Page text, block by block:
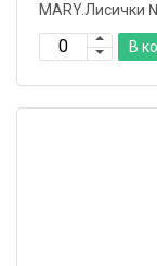
MARY.Лисички
В